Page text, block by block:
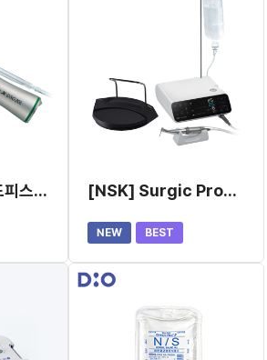
[NSK] 엔진 핸드피스 (분리형, X-DSG20L) [NSK] Surgic Pro2 임플란트 엔진
NEW BEST